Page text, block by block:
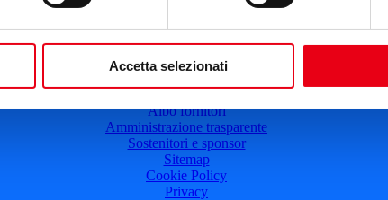
Accetta selezionati
Biblioteca
Contatti
Sostenitori e sponsor
Albo fornitori
Amministrazione trasparente
Sostenitori e sponsor
Sitemap
Cookie Policy
Privacy